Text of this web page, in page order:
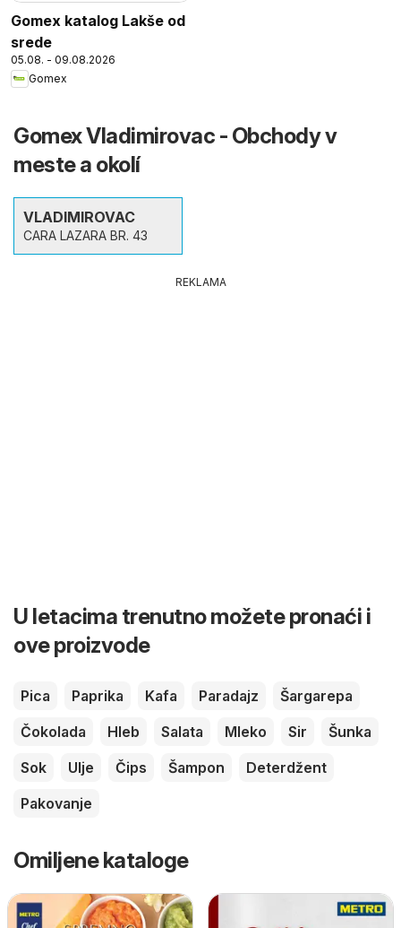
Gomex katalog Lakše od
srede
05.08. - 09.08.2026
Gomex
Gomex Vladimirovac - Obchody v
meste a okolí
VLADIMIROVAC
CARA LAZARA BR. 43
REKLAMA
U letacima trenutno možete pronaći i
ove proizvode
Pica Paprika Kafa Paradajz
Šargarepa
Čokolada
Hleb Salata Mleko Sir
Šunka
Sok
Ulje Čips Šampon
Deterdžent
Pakovanje
Omiljene kataloge